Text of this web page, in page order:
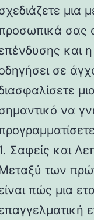
μια
σας
και
σε
να
Σαφείς και
των
πώς μια